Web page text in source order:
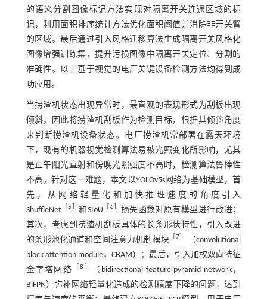
的语义分割图像标记方法实现对隔离开关连通区域的标
记，利用面积排序统计方法优化面积阈值并消除非开关臂
的区域。最后通过引入风格迁移算法生成隔离开关风格化
图像增强训练集，提升污损图像中隔离开关定位、分割的
准确性。以上基于视觉的电厂关键设备检测方法均得到成
功应用。
当捞渣机状态出现异常时，最直观的表现形式为刮板出现
倾斜，因此将捞渣机刮板作为检测目标，根据其倾斜角度
来判断捞渣机设备状态。电厂捞渣机常部署在露天环境
下，现有的机器视觉检测算法易被光照变化所影响，尤其
是正午阳光直射和傍晚光照强度不高时，检测算法鲁棒性
不高。针对这一难题，本文以YOLOv5s网络为基础模型，首
先，从网络轻量化和加快推理速度的角度引入
ShuffleNet［5］和SIoU ［6］ 损失函数对原有模型进行改进；
其次，考虑到捞渣机刮板具体的长条形状特性，引入改进
的条形池化通道和空间注意力机制模块 ［7］
（convolutional
block attention module，CBAM）；最后，引入加权双向特征
金字塔网络
［8 ］
（bidirectional feature pyramid network，
BiFPN）弥补网络轻量化造成的检测精度下降的问题，达到